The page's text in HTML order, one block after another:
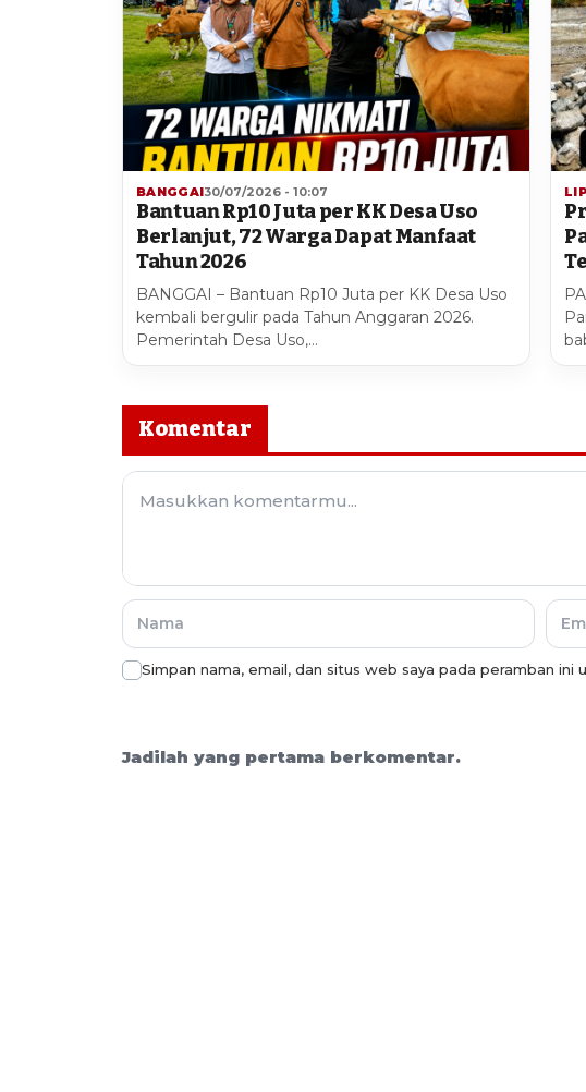
BANGGAI30/07/2026 - 10:07
Bantuan Rp10 Juta per KK Desa Uso
Berlanjut, 72 Warga Dapat Manfaat
Tahun 2026
BANGGAI – Bantuan Rp10 Juta per KK Desa Uso
kembali bergulir pada Tahun Anggaran 2026.
Pemerintah Desa Uso,…
Komentar
Simpan nama, email, dan situs web saya pada peramban ini
Jadilah yang pertama berkomentar.